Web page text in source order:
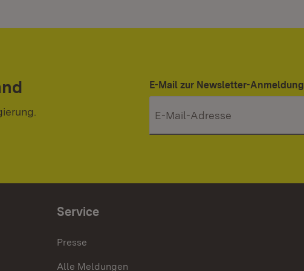
E-Mail zur Newsletter-Anmeldung
Service
Presse
Alle Meldungen